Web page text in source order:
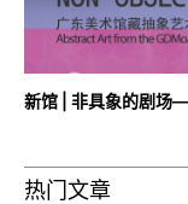
新馆 | 非具象的剧场
热门文章